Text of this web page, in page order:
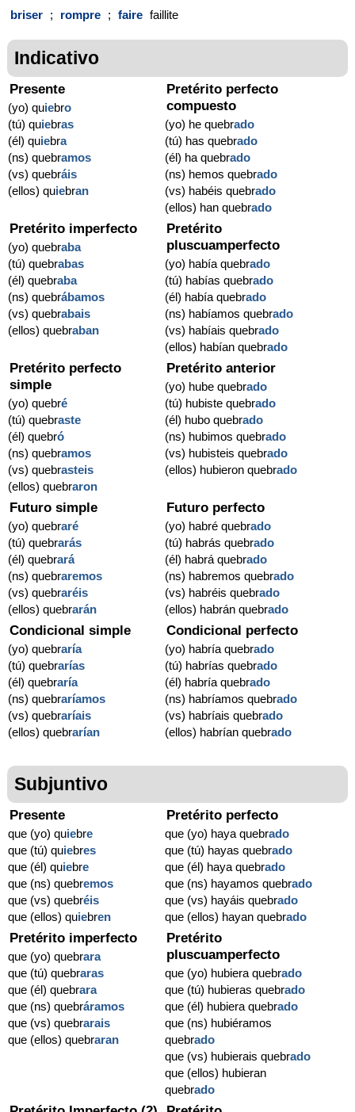
briser ; rompre ; faire faillite
Indicativo
Presente
(yo) quiebro
(tú) quiebras
(él) quiebra
(ns) quebramos
(vs) quebráis
(ellos) quiebran
Pretérito perfecto
compuesto
(yo) he quebrado
(tú) has quebrado
(él) ha quebrado
(ns) hemos quebrado
(vs) habéis quebrado
(ellos) han quebrado
Pretérito imperfecto
(yo) quebraba
(tú) quebrabas
(él) quebraba
(ns) quebrábamos
(vs) quebrabais
(ellos) quebraban
Pretérito
pluscuamperfecto
(yo) había quebrado
(tú) habías quebrado
(él) había quebrado
(ns) habíamos quebrado
(vs) habíais quebrado
(ellos) habían quebrado
Pretérito perfecto
simple
(yo) quebré
(tú) quebraste
(él) quebró
(ns) quebramos
(vs) quebrasteis
(ellos) quebraron
Pretérito anterior
(yo) hube quebrado
(tú) hubiste quebrado
(él) hubo quebrado
(ns) hubimos quebrado
(vs) hubisteis quebrado
(ellos) hubieron quebrado
Futuro simple
(yo) quebraré
(tú) quebrarás
(él) quebrará
(ns) quebraremos
(vs) quebraréis
(ellos) quebrarán
Futuro perfecto
(yo) habré quebrado
(tú) habrás quebrado
(él) habrá quebrado
(ns) habremos quebrado
(vs) habréis quebrado
(ellos) habrán quebrado
Condicional simple
(yo) quebraría
(tú) quebrarías
(él) quebraría
(ns) quebraríamos
(vs) quebraríais
(ellos) quebrarían
Condicional perfecto
(yo) habría quebrado
(tú) habrías quebrado
(él) habría quebrado
(ns) habríamos quebrado
(vs) habríais quebrado
(ellos) habrían quebrado
Subjuntivo
Presente
que (yo) quiebre
que (tú) quiebres
que (él) quiebre
que (ns) quebremos
que (vs) quebréis
que (ellos) quiebren
Pretérito perfecto
que (yo) haya quebrado
que (tú) hayas quebrado
que (él) haya quebrado
que (ns) hayamos quebrado
que (vs) hayáis quebrado
que (ellos) hayan quebrado
Pretérito imperfecto
que (yo) quebrara
que (tú) quebraras
que (él) quebrara
que (ns) quebráramos
que (vs) quebrarais
que (ellos) quebraran
Pretérito
pluscuamperfecto
que (yo) hubiera quebrado
que (tú) hubieras quebrado
que (él) hubiera quebrado
que (ns) hubiéramos
quebrado
que (vs) hubierais quebrado
que (ellos) hubieran
quebrado